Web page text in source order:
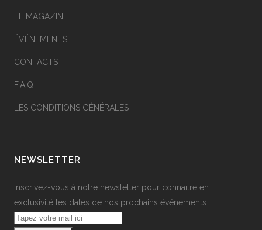
LE MAGAZINE
ÉVÉNEMENTS
CONTACTS
F.A.Q
LES CONDITIONS GÉNÉRALES
NEWSLETTER
Inscrivez-vous à notre newsletter pour connaitre en
exclusivité les dates de nos prochains événements